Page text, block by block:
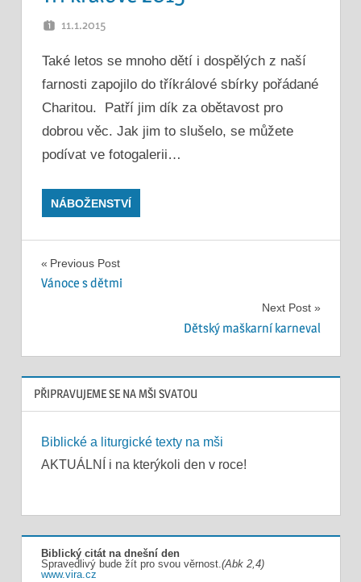
11.1.2015
Také letos se mnoho dětí i dospělých z naší
farnosti zapojilo do tříkrálové sbírky pořádané
Charitou. Patří jim dík za obětavost pro
dobrou věc. Jak jim to slušelo, se můžete
podívat ve fotogalerii…
NÁBOŽENSTVÍ
Navigace
Previous Post
Vánoce s dětmi
Next Post
Dětský maškarní karneval
PŘIPRAVUJEME SE NA MŠI SVATOU
Biblické a liturgické texty na mši
AKTUÁLNÍ i na kterýkoli den v roce!
Biblický citát na dnešní den
Spravedlivý bude žít pro svou věrnost.(Abk 2,4)
www.vira.cz